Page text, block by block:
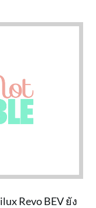
Revo BEV ยัง